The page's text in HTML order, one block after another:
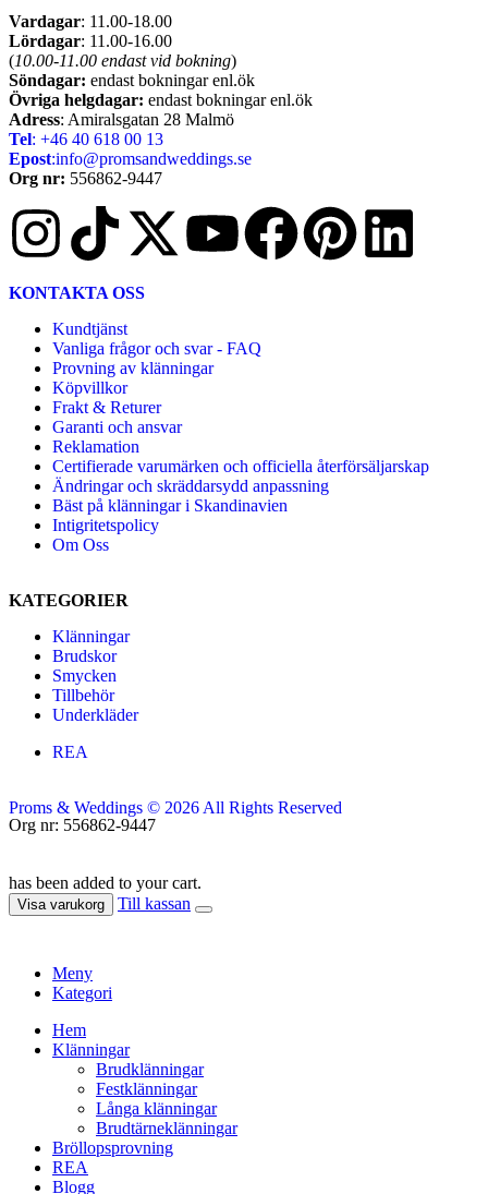
Vardagar: 11.00-18.00
Lördagar: 11.00-16.00
(10.00-11.00 endast vid bokning)
Söndagar: endast bokningar enl.ök
Övriga helgdagar: endast bokningar enl.ök
Adress: Amiralsgatan 28 Malmö
Tel: +46 40 618 ​00 13
Epost:info@promsandweddings.se
Org nr: 556862-9447
KONTAKTA OSS
Kundtjänst
Vanliga frågor och svar - FAQ
Provning av klänningar
Köpvillkor
Frakt & Returer
Garanti och ansvar
Reklamation
Certifierade varumärken och officiella återförsäljarskap
Ändringar och skräddarsydd anpassning
Bäst på klänningar i Skandinavien
Intigritetspolicy
Om Oss
KATEGORIER
Klänningar
Brudskor
Smycken
Tillbehör
Underkläder
REA
Proms & Weddings © 2026 All Rights Reserved
Org nr: 556862-9447
has been added to your cart.
Visa varukorg Till kassan
Meny
Kategori
Hem
Klänningar
Brudklänningar
Festklänningar
Långa klänningar
Brudtärneklänningar
Bröllopsprovning
REA
Blogg